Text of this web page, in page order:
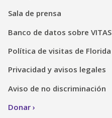
Sala de prensa
Banco de datos sobre VITAS
Política de visitas de Florida
Privacidad y avisos legales
Aviso de no discriminación
Donar